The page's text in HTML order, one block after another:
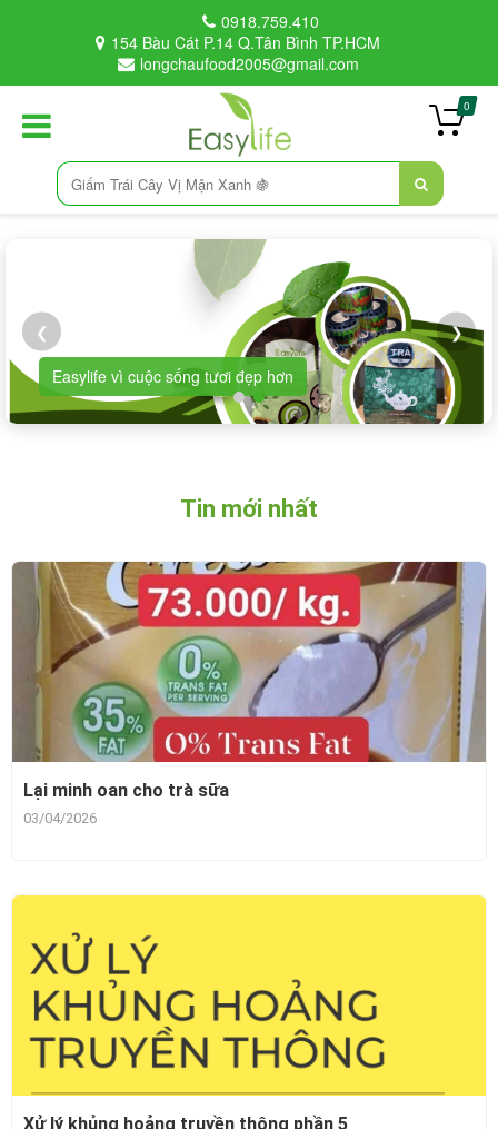
0918.759.410
154 Bàu Cát P.14 Q.Tân Bình TP.HCM
longchaufood2005@gmail.com
0
Vì sức khỏe cộng đồng
❮ ❯
Tin mới nhất
Lại minh oan cho trà sữa
03/04/2026
Xử lý khủng hoảng truyền thông phần 5